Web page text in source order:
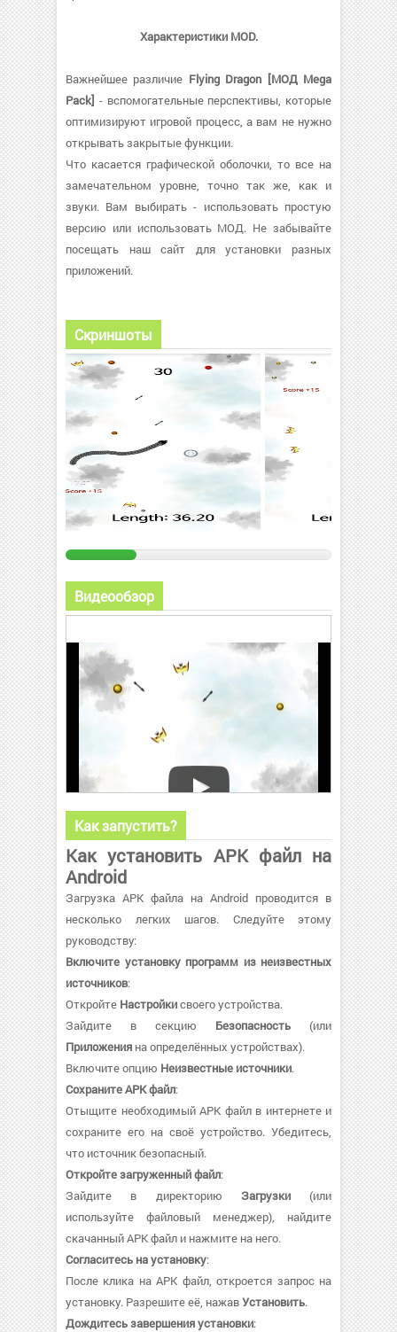
Характеристики MOD.
Важнейшее различие Flying Dragon [МОД Mega
Pack] - вспомогательные перспективы, которые
оптимизируют игровой процесс, а вам не нужно
открывать закрытые функции.
Что касается графической оболочки, то все на
замечательном уровне, точно так же, как и
звуки. Вам выбирать - использовать простую
версию или использовать МОД. Не забывайте
посещать наш сайт для установки разных
приложений.
Скриншоты
Видеообзор
Как запустить?
Как установить APK файл на
Android
Загрузка APK файла на Android проводится в
несколько легких шагов. Следуйте этому
руководству:
Включите установку программ из неизвестных
источников:
Откройте Настройкисвоего устройства.
Зайдите в секцию Безопасность (или
Приложения на определённых устройствах).
Включите опцию Неизвестные источники.
Сохраните APK файл:
Отыщите необходимый APK файл в интернете и
сохраните его на своё устройство. Убедитесь,
что источник безопасный.
Откройте загруженный файл:
Зайдите в директорию Загрузки(или
используйте файловый менеджер), найдите
скачанный APK файл и нажмите на него.
Согласитесь на установку:
После клика на APK файл, откроется запрос на
установку. Разрешите её, нажавУстановить.
Дождитесь завершения установки: